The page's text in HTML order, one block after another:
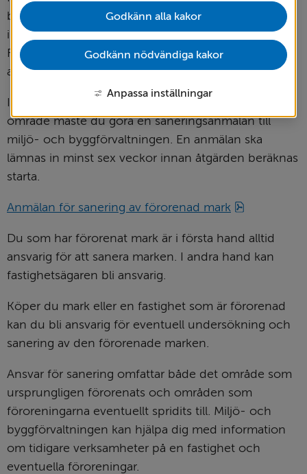
Godkänn alla kakor
Godkänn nödvändiga kakor
Anpassa inställningar
brukare eller exploatör av en fastighet skyldig att
informera miljö- och byggförvaltningen.
Föroreningar kan innebära en allvarlig hälsofara och
arbeten ska omedelbart avbrytas.
Innan du sanerar eller schaktar inom ett förorenat
område måste du göra en saneringsanmälan till
miljö- och byggförvaltningen. En anmälan ska
lämnas in minst sex veckor innan åtgärden beräknas
starta.
Anmälan för sanering av förorenad mark
Du som har förorenat mark är i första hand alltid
ansvarig för att sanera marken. I andra hand kan
fastighetsägaren bli ansvarig.
Köper du mark eller en fastighet som är förorenad
kan du bli ansvarig för eventuell undersökning och
sanering av den förorenade marken.
Ansvar för sanering omfattar både det område som
ursprungligen förorenats och områden som
föroreningarna eventuellt spridits till. Miljö- och
byggförvaltningen kan hjälpa dig med information
om tidigare verksamheter på en fastighet och
eventuella föroreningar.